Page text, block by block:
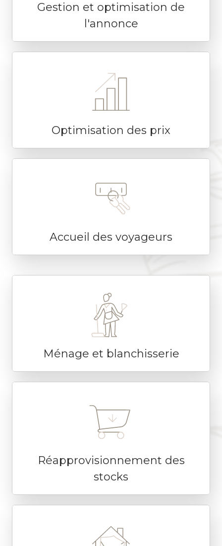
Gestion et optimisation de
l'annonce
Optimisation des prix
Accueil des voyageurs
Ménage et blanchisserie
Réapprovisionnement des
stocks